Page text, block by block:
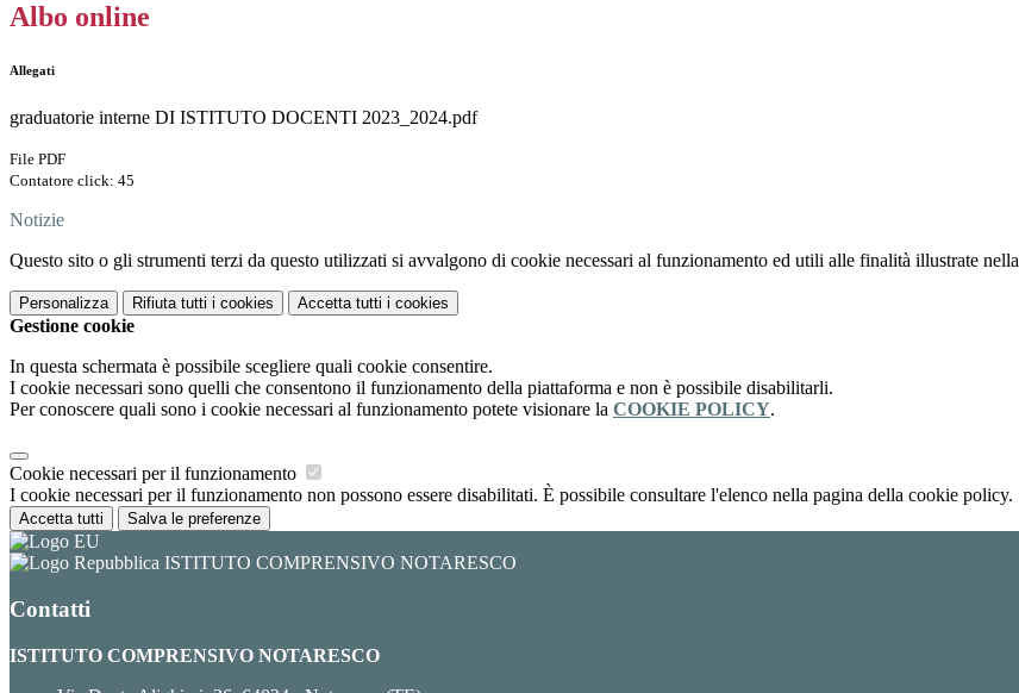
Albo online
Allegati
graduatorie interne DI ISTITUTO DOCENTI 2023_2024.pdf
File PDF
Contatore click: 45
Notizie
Questo sito o gli strumenti terzi da questo utilizzati si avvalgono di cookie necessari al funzionamento ed utili alle finalità illustrate nella
Personalizza Rifiuta tutti i cookies Accetta tutti i cookies
Gestione cookie
In questa schermata è possibile scegliere quali cookie consentire.
I cookie necessari sono quelli che consentono il funzionamento della piattaforma e non è possibile disabilitarli.
Per conoscere quali sono i cookie necessari al funzionamento potete visionare la COOKIE POLICY.
Cookie necessari per il funzionamento
I cookie necessari per il funzionamento non possono essere disabilitati. È possibile consultare l'elenco nella pagina della cookie policy.
Accetta tutti Salva le preferenze
ISTITUTO COMPRENSIVO NOTARESCO
Contatti
ISTITUTO COMPRENSIVO NOTARESCO